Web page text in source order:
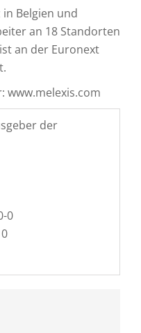
Belgien und
an 18 Standorten
an der Euronext
www.melexis.com
der
0